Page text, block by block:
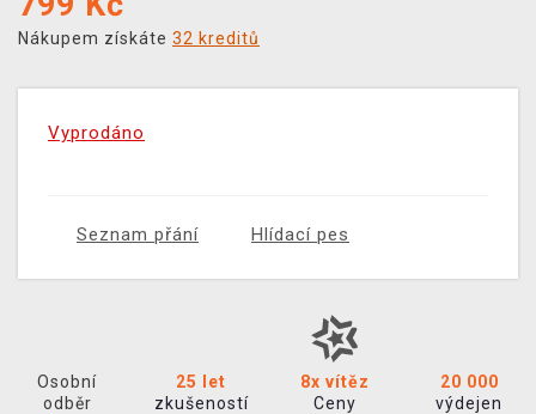
Nákupem získáte 32 kreditů
Vyprodáno
Seznam přání Hlídací pes
Osobní
odběr
25 let
zkušeností
8x vítěz
Ceny
20 000
výdejen